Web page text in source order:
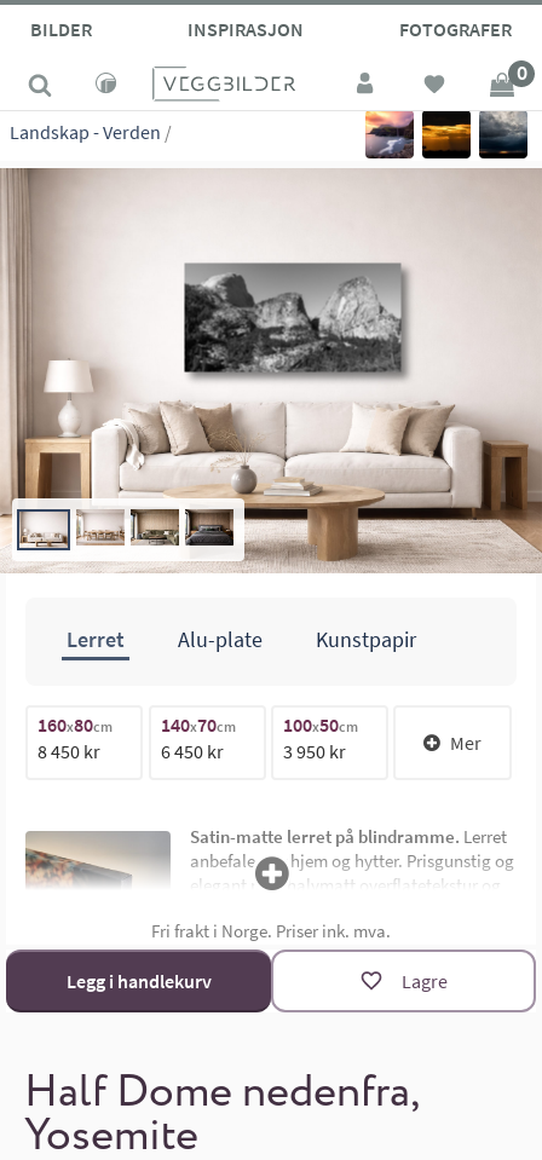
BILDER INSPIRASJON FOTOGRAFER
0
Landskap - Verden /
Half Dome nedenfra,
Yosemite
Lerret Alu-plate Kunstpapir
160x80cm
8 450 kr
140x70cm
6 450 kr
100x50cm
3 950 kr Mer
Satin-matte lerret på blindramme. Lerret
anbefales for hjem og hytter. Prisgunstig og
elegant med halvmatt overflatetekstur og
limtre blindramme. Bildemål oppgis som
bredde x høyde i cm.Materialoversikt
Størrelsekalkulator
Fri frakt i Norge. Priser ink. mva.
Legg i handlekurv Lagre